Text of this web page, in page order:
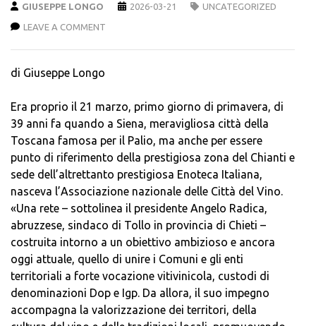
GIUSEPPE LONGO 2026-03-21 UNCATEGORIZED
LEAVE A COMMENT
di Giuseppe Longo
Era proprio il 21 marzo, primo giorno di primavera, di
39 anni fa quando a Siena, meravigliosa città della
Toscana famosa per il Palio, ma anche per essere
punto di riferimento della prestigiosa zona del Chianti e
sede dell’altrettanto prestigiosa Enoteca Italiana,
nasceva l’Associazione nazionale delle Città del Vino.
«Una rete – sottolinea il presidente Angelo Radica,
abruzzese, sindaco di Tollo in provincia di Chieti –
costruita intorno a un obiettivo ambizioso e ancora
oggi attuale, quello di unire i Comuni e gli enti
territoriali a forte vocazione vitivinicola, custodi di
denominazioni Dop e Igp. Da allora, il suo impegno
accompagna la valorizzazione dei territori, della